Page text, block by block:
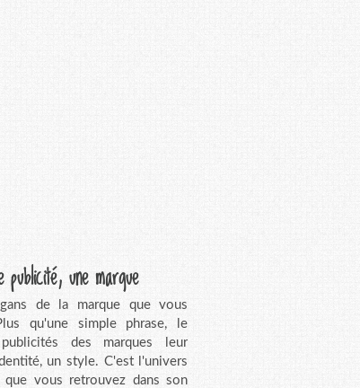
publicité, une marque
de la marque que vous
qu'une simple phrase, le
des marques leur
un style. C'est l'univers
que vous retrouvez dans son